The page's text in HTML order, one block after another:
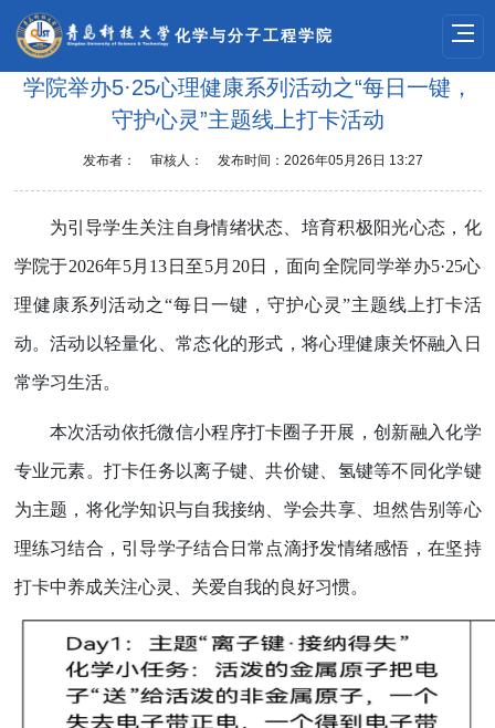
化学与分子工程学院
学院举办5·25心理健康系列活动之“每日一键，
守护心灵”主题线上打卡活动
发布者： 审核人： 发布时间：2026年05月26日 13:27
为引导学生关注自身情绪状态、培育积极阳光心态，化
学院于2026年5月13日至5月20日，面向全院同学举办5·25心
理健康系列活动之“每日一键，守护心灵”主题线上打卡活
动。活动以轻量化、常态化的形式，将心理健康关怀融入日
常学习生活。
本次活动依托微信小程序打卡圈子开展，创新融入化学
专业元素。打卡任务以离子键、共价键、氢键等不同化学键
为主题，将化学知识与自我接纳、学会共享、坦然告别等心
理练习结合，引导学子结合日常点滴抒发情绪感悟，在坚持
打卡中养成关注心灵、关爱自我的良好习惯。